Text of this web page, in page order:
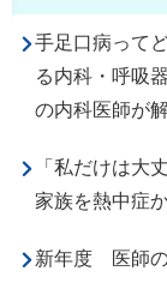
手足口病って
る内科・呼吸
の内科医師が解
「私だけは大
家族を熱中症
新年度 医師